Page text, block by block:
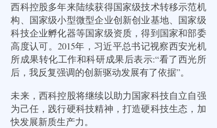
西科控股多年来陆续获得国家级技术转移示范机
构、国家级小型微型企业创新创业基地、国家级
科技企业孵化器等国家级资质，得到国家和部委
高度认可。2015年，习近平总书记视察西安光机
所成果转化工作和科研成果后表示:“看了西光所
后，我反复强调的创新驱动发展有了依据”。
未来，西科控股将继续以助力国家科技自立自强
为己任，践行硬科技精神，打造硬科技生态，加
快发展新质生产力。